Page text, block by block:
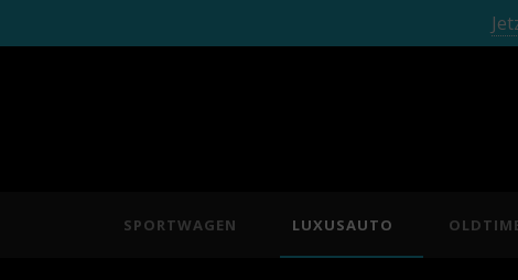
SPORTWAGEN LUXUSAUTO